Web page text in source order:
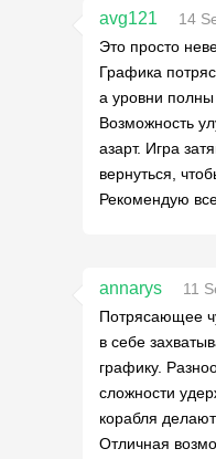
avg121
14
Это просто
Графика
а уровни полны
Возможность
азарт. Игра
вернуться,
Рекомендую
annarys
11
Потрясающее
в себе
графику.
сложности
корабля
Отличная